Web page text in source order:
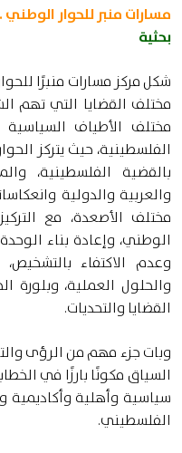
مسارات منبر للحوار الوطني
بحثية
شكل مركز مسارات منبرًا
مختلف القضايا التي تهم
مختلف الأطياف
الفلسطينية، حيث يتركز
بالقضية الفلسطينية،
والعربية والدولية
مختلف الأصعدة، مع
الوطني، وإعادة بناء
وعدم الاكتفاء
والحلول العملية، وبلورة
القضايا والتحديات.
وبات جزء مهم من الرؤى
السياق مكونًا بارزًا في
سياسية وأهلية وأكاديمية
الفلسطيني.